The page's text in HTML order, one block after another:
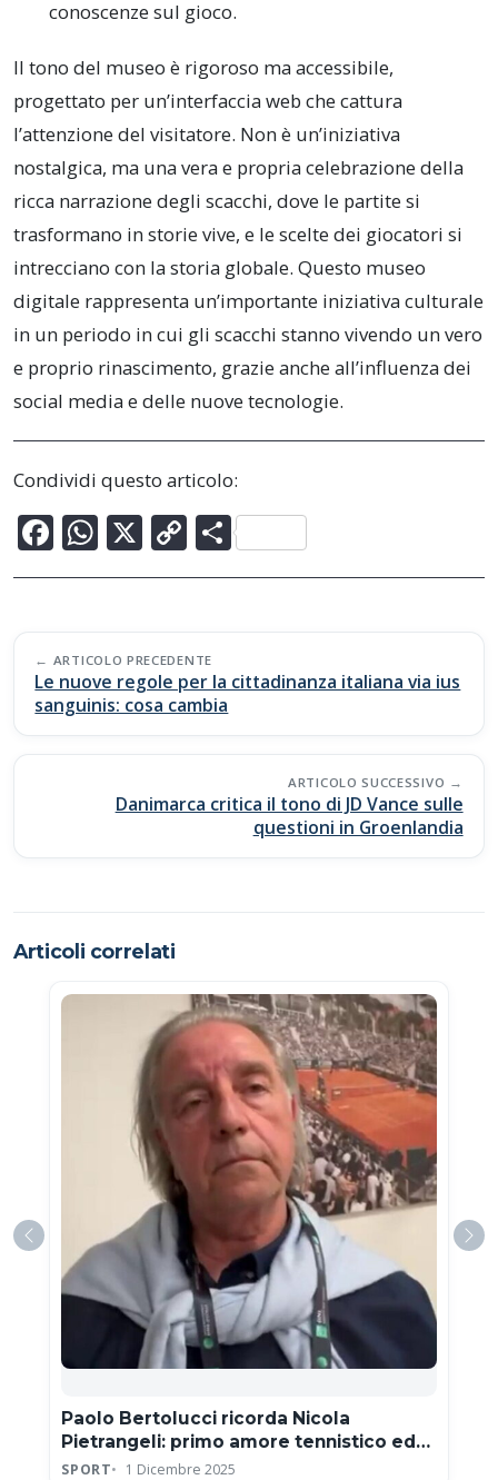
conoscenze sul gioco.
Il tono del museo è rigoroso ma accessibile,
progettato per un’interfaccia web che cattura
l’attenzione del visitatore. Non è un’iniziativa
nostalgica, ma una vera e propria celebrazione della
ricca narrazione degli scacchi, dove le partite si
trasformano in storie vive, e le scelte dei giocatori si
intrecciano con la storia globale. Questo museo
digitale rappresenta un’importante iniziativa culturale
in un periodo in cui gli scacchi stanno vivendo un vero
e proprio rinascimento, grazie anche all’influenza dei
social media e delle nuove tecnologie.
Condividi questo articolo:
F
ac
b
o
o
k
W
h
s
A
p
p
X C
o
y
Li
n
k
C
o
di
vi
Post
navigation
ARTICOLO PRECEDENTE
Le nuove regole per la cittadinanza italiana via ius
sanguinis: cosa cambia
ARTICOLO SUCCESSIVO
Danimarca critica il tono di JD Vance sulle
questioni in Groenlandia
Articoli correlati
Paolo Bertolucci ricorda Nicola
Pietrangeli: primo amore tennistico ed
eroe della Coppa Davis
SPORT 1 Dicembre 2025